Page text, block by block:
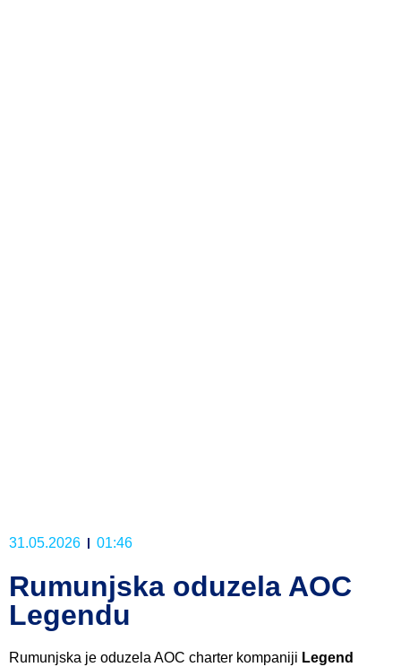
31.05.2026 01:46
Rumunjska oduzela AOC
Legendu
Rumunjska je oduzela AOC charter kompaniji Legend